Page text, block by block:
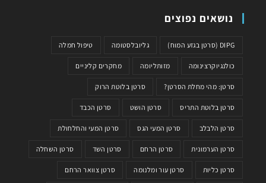
נושאים נפוצים
DIPG (סרטן בגזע המוח) גליובלסטומה טיפול חמלה
כולנגיוקרצינומה מזותליומה מחקרים קליניים
סרטן: מהי מחלת הסרטן? סרטן בלוטת הרוק
סרטן בלוטת התריס סרטן הושט סרטן הכבד
סרטן הלבלב סרטן המעי הגס סרטן המעי והחלחולת
סרטן הערמונית סרטן הרחם סרטן השד סרטן השחלה
סרטן כליות סרטן עור ומלנומה סרטן צוואר הרחם